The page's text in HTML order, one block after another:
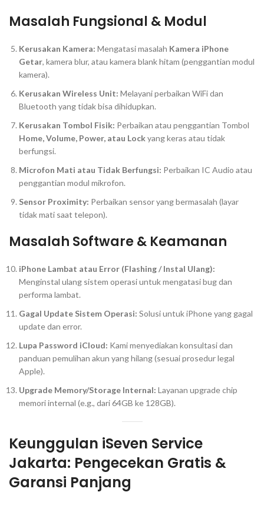
Masalah Fungsional & Modul
Kerusakan Kamera: Mengatasi masalah Kamera iPhone
Getar, kamera blur, atau kamera blank hitam (penggantian modul
kamera).
Kerusakan Wireless Unit: Melayani perbaikan WiFi dan
Bluetooth yang tidak bisa dihidupkan.
Kerusakan Tombol Fisik: Perbaikan atau penggantian Tombol
Home, Volume, Power, atau Lockyang keras atau tidak
berfungsi.
Microfon Mati atau Tidak Berfungsi: Perbaikan IC Audio atau
penggantian modul mikrofon.
Sensor Proximity: Perbaikan sensor yang bermasalah (layar
tidak mati saat telepon).
Masalah Software & Keamanan
iPhone Lambat atau Error (Flashing/ Instal Ulang):
Menginstal ulang sistem operasi untuk mengatasibugdan
performa lambat.
Gagal Update Sistem Operasi: Solusi untuk iPhone yang gagal
updatedan error.
Lupa Password iCloud: Kami menyediakan konsultasi dan
panduan pemulihan akun yang hilang (sesuai prosedur legal
Apple).
Upgrade Memory/Storage Internal: Layanan upgradechip
memori internal (e.g., dari 64GB ke 128GB).
Keunggulan iSeven Service
Jakarta: Pengecekan Gratis &
Garansi Panjang